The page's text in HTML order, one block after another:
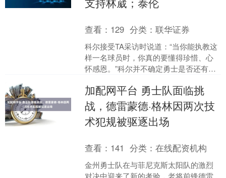
查看： 129 分类：联华证券
科尔接受TA采访时说道：“当你能执教这
样一名球员时，你真的要懂得珍惜、心
怀感恩。”科尔并不确定勇士是否还有再
定：“我永远不会离....
加配网平台 勇士队面临挑
战，德雷蒙德·格林因两次技
术犯规被驱逐出场
查看： 141 分类：在线配资机构
金州勇士队在与菲尼克斯太阳队的激烈